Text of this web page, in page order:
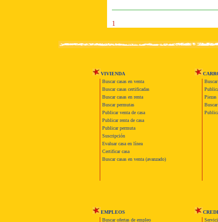
1
VIVIENDA
Buscar casas en venta
Buscar casas certificadas
Buscar casas en renta
Buscar permutas
Publicar venta de casa
Publicar renta de casa
Publicar permuta
Suscripción
Evaluar casa en línea
Certificar casa
Buscar casas en venta (avanzado)
Piezas
EMPLEOS
Buscar ofertas de empleo